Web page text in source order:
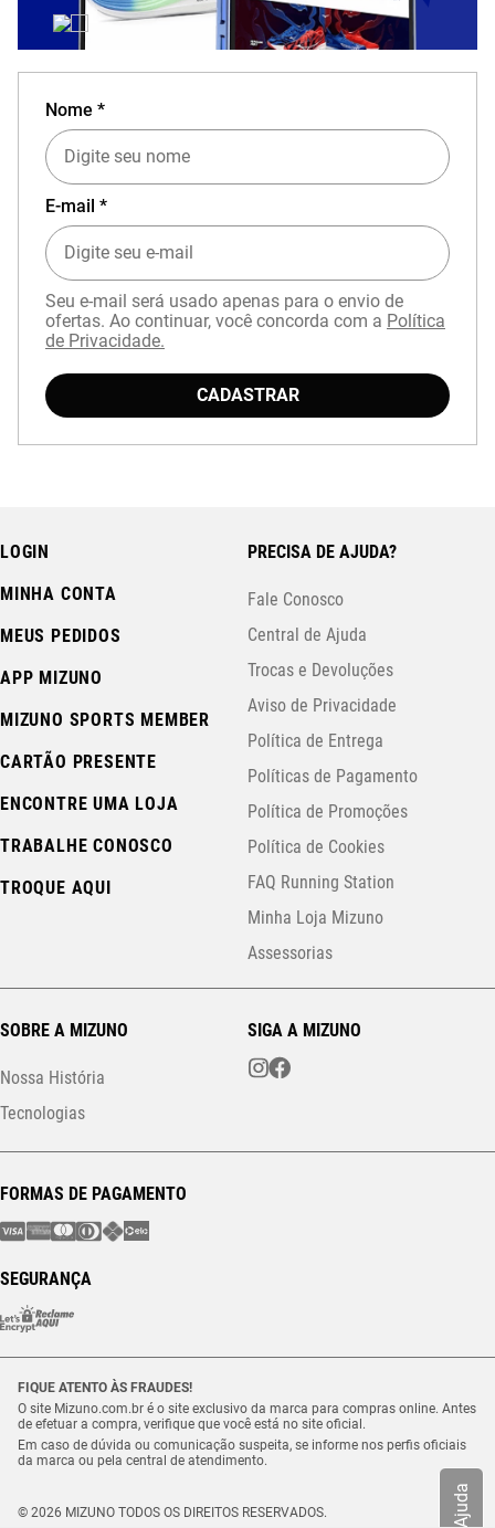
Ajuda
Nome *
E-mail *
Seu e-mail será usado apenas para o envio de
ofertas. Ao continuar, você concorda com a Política
de Privacidade.
CADASTRAR
LOGIN
MINHA CONTA
MEUS PEDIDOS
APP MIZUNO
MIZUNO SPORTS MEMBER
CARTÃO PRESENTE
ENCONTRE UMA LOJA
TRABALHE CONOSCO
TROQUE AQUI
PRECISA DE AJUDA?
Fale Conosco
Central de Ajuda
Trocas e Devoluções
Aviso de Privacidade
Política de Entrega
Políticas de Pagamento
Política de Promoções
Política de Cookies
FAQ Running Station
Minha Loja Mizuno
Assessorias
SOBRE A MIZUNO
Nossa História
Tecnologias
SIGA A MIZUNO
FORMAS DE PAGAMENTO
SEGURANÇA
FIQUE ATENTO ÀS FRAUDES!
O site Mizuno.com.br é o site exclusivo da marca para compras online. Antes
de efetuar a compra, verifique que você está no site oficial.
Em caso de dúvida ou comunicação suspeita, se informe nos perfis oficiais
da marca ou pela central de atendimento.
© 2026 MIZUNO TODOS OS DIREITOS RESERVADOS.